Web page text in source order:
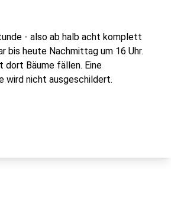
- also ab halb acht komplett
bis heute Nachmittag um 16 Uhr.
dort Bäume fällen. Eine
wird nicht ausgeschildert.